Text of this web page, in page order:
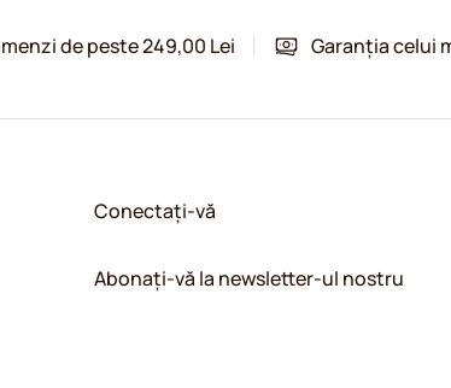
de peste 249,00 Lei Garanția celui
Conectați-vă
Abonați-vă la newsletter-ul nostru